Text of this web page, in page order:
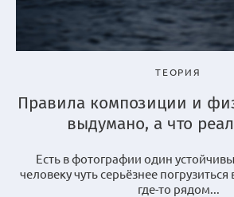
ТЕОРИЯ
Правила композиции и
выдумано, а что
Есть в фотографии один
человеку чуть серьёзнее
где-то рядом...